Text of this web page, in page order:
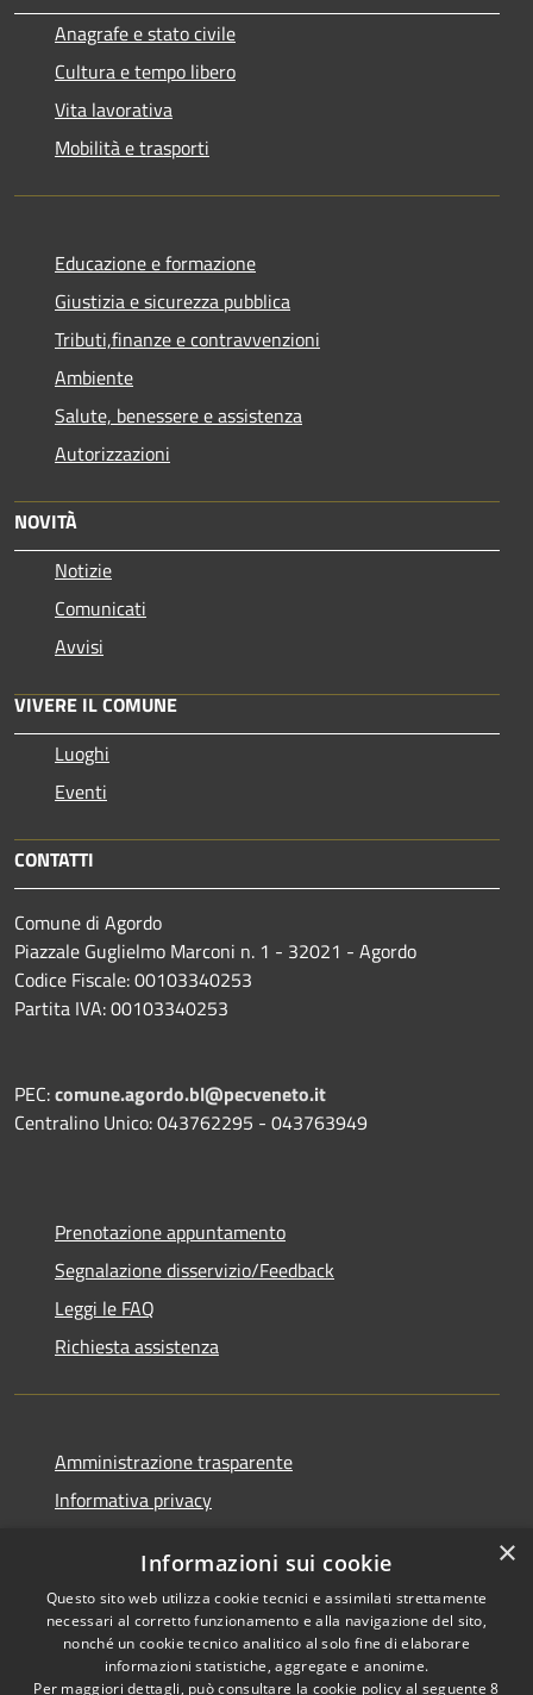
Anagrafe e stato civile
Cultura e tempo libero
Vita lavorativa
Mobilità e trasporti
Educazione e formazione
Giustizia e sicurezza pubblica
Tributi,finanze e contravvenzioni
Ambiente
Salute, benessere e assistenza
Autorizzazioni
NOVITÀ
Notizie
Comunicati
Avvisi
VIVERE IL COMUNE
Luoghi
Eventi
CONTATTI
Comune di Agordo
Piazzale Guglielmo Marconi n. 1 - 32021 - Agordo
Codice Fiscale: 00103340253
Partita IVA: 00103340253
PEC:comune.agordo.bl@pecveneto.it
Centralino Unico: 043762295 - 043763949
Prenotazione appuntamento
Segnalazione disservizio/Feedback
Leggi le FAQ
Richiesta assistenza
Amministrazione trasparente
Informativa privacy
Dichiarazione di accessibilità
×
Informazioni sui cookie
Questo sito web utilizza cookie tecnici e assimilati strettamente
necessari al corretto funzionamento e alla navigazione del sito,
nonché un cookie tecnico analitico al solo fine di elaborare
informazioni statistiche, aggregate e anonime.
Per maggiori dettagli, può consultare la cookie policy al seguente8